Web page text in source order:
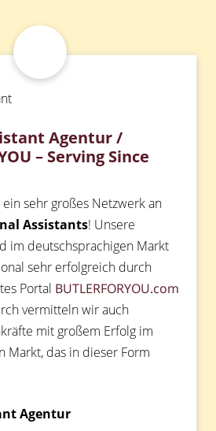
Agentur /
– Serving Since
sehr großes Netzwerk an
Assistants! Unsere
im deutschsprachigen Markt
sehr erfolgreich durch
Portal BUTLERFORYOU.com
vermitteln wir auch
mit großem Erfolg im
Markt, das in dieser Form
Agentur